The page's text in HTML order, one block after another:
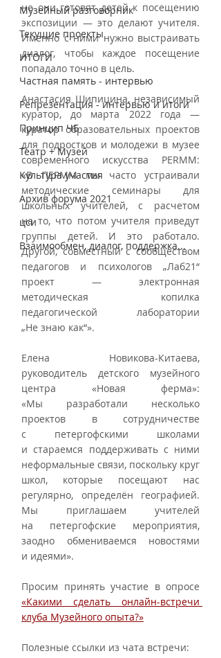
Музейный разговорник
Текущие проекты
ИТОГИ
Частная память - интервью
Репрезентация - интервью и итоги
Принцип ЧБ
Театр + Музей
Культура участия
Архив форума 2021
цси
Взаимообмен, диалог, поддержка...
не они готовят детей к посещению
экспозиции — это делают учителя.
Именно с ними нужно выстраивать
диалог, чтобы каждое посещение
попадало точно в цель.
Анастасия Шипицина, независимый
куратор, до марта 2022 года —
куратор образовательных проектов
для подростков и молодежи в музее
современного искусства PERMM:
«В ПЕРММ мы часто устраивали
методические семинары для
школьных учителей, с расчетом
на то, что потом учителя приведут
группы детей. И это работало.
Другой, совместный с сообществом
педагогов и психологов „Лаб21“
проект — электронная
методическая копилка
педагогической лаборатории
„Не знаю как“».
Елена Новикова-Китаева,
руководитель детского музейного
центра «Новая ферма»:
«Мы разработали несколько
проектов в сотрудничестве
с петергофскими школами
и стараемся поддерживать с ними
неформальные связи, поскольку круг
школ, которые посещают нас
регулярно, определён географией.
Мы приглашаем учителей
на петергофские мероприятия,
заодно обмениваемся новостями
и идеями».
«Какими сделать онлайн-встречи
клуба Музейного опыта?»
Полезные ссылки из чата встречи: